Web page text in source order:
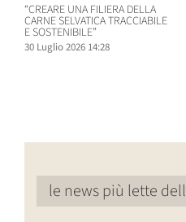
“CREARE UNA FILIERA DELLA
CARNE SELVATICA TRACCIABILE
E SOSTENIBILE”
30 Luglio 2026 14:28
le news più lette